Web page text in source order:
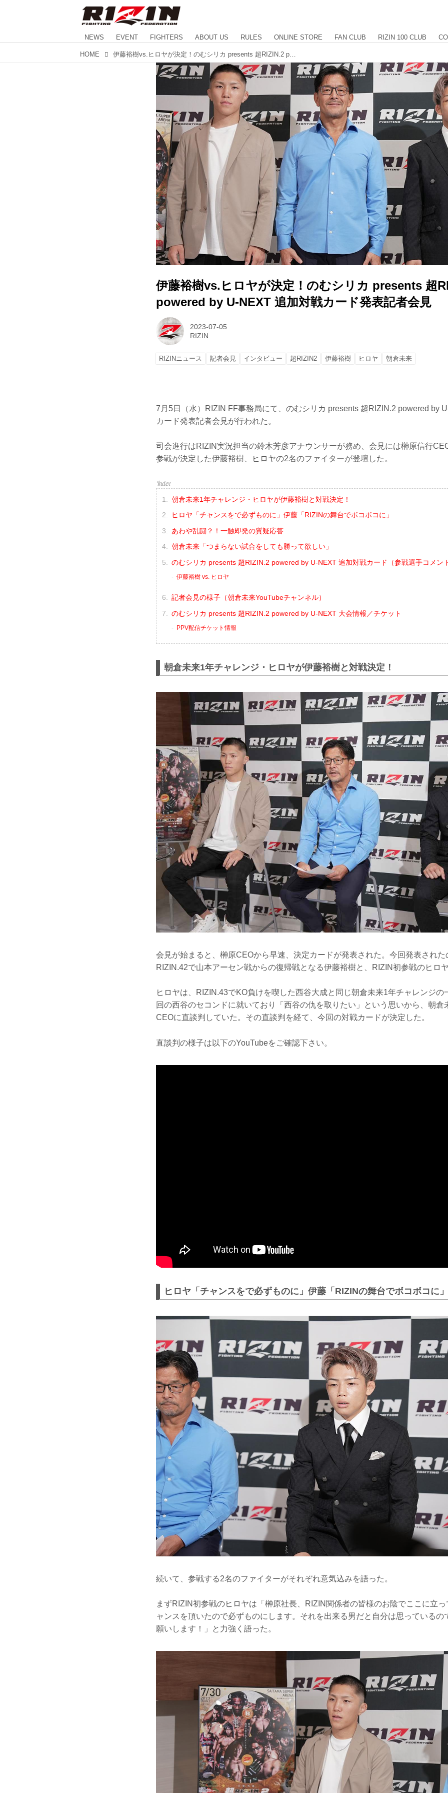
NEWS EVENT FIGHTERS ABOUT US RULES ONLINE STORE FAN CLUB RIZIN 100 CLUB
HOME
伊藤裕樹vs.ヒロヤが決定！のむシリカ presents 超
powered by U-NEXT 追加対戦カード発表記者会見
2023-07-05
RIZIN
RIZINニュース 記者会見 インタビュー 超RIZIN2 伊藤裕樹 ヒロヤ 朝倉未来
7月5日（水）RIZIN FF事務局にて、のむシリカ presents 超RIZIN.2 powered by
カード発表記者会見が行われた。
司会進行はRIZIN実況担当の鈴木芳彦アナウンサーが務め、会見には榊原信行
参戦が決定した伊藤裕樹、ヒロヤの2名のファイターが登壇した。
朝倉未来1年チャレンジ・ヒロヤが伊藤裕樹と対戦決定！
ヒロヤ「チャンスをで必ずものに」伊藤「RIZINの舞台でボコボコに」
あわや乱闘？！一触即発の質疑応答
朝倉未来「つまらない試合をしても勝って欲しい」
のむシリカ presents 超RIZIN.2 powered by U-NEXT 追加対戦カード（参戦選手コメン
伊藤裕樹 vs. ヒロヤ
記者会見の様子（朝倉未来YouTubeチャンネル）
のむシリカ presents 超RIZIN.2 powered by U-NEXT 大会情報／チケット
PPV配信チケット情報
朝倉未来1年チャレンジ・ヒロヤが伊藤裕樹と対戦決定！
会見が始まると、榊原CEOから早速、決定カードが発表された。今回発表された
RIZIN.42で山本アーセン戦からの復帰戦となる伊藤裕樹と、RIZIN初参戦のヒロ
ヒロヤは、RIZIN.43でKO負けを喫した西谷大成と同じ朝倉未来1年チャレンジの
回の西谷のセコンドに就いており「西谷の仇を取りたい」という思いから、朝倉
CEOに直談判していた。その直談判を経て、今回の対戦カードが決定した。
直談判の様子は以下のYouTubeをご確認下さい。
ヒロヤ「チャンスをで必ずものに」伊藤「RIZINの舞台でボコボコに」
続いて、参戦する2名のファイターがそれぞれ意気込みを語った。
まずRIZIN初参戦のヒロヤは「榊原社長、RIZIN関係者の皆様のお陰でここに立
ャンスを頂いたので必ずものにします。それを出来る男だと自分は思っているの
願いします！」と力強く語った。